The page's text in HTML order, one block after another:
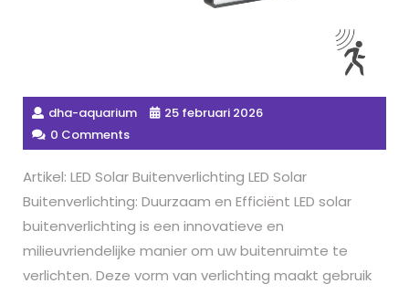
dha-aquarium
25 februari 2026
0 Comments
Artikel: LED Solar Buitenverlichting LED Solar
Buitenverlichting: Duurzaam en Efficiënt LED solar
buitenverlichting is een innovatieve en
milieuvriendelijke manier om uw buitenruimte te
verlichten. Deze vorm van verlichting maakt gebruik